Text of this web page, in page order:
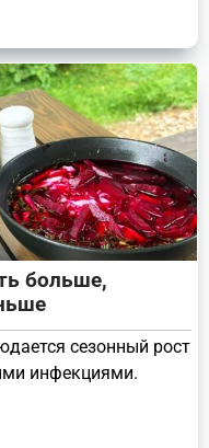
больше,
сезонный рост
инфекциями.